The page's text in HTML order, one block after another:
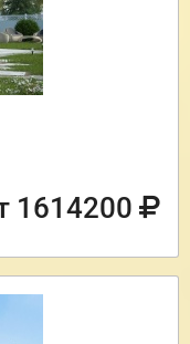
1614200